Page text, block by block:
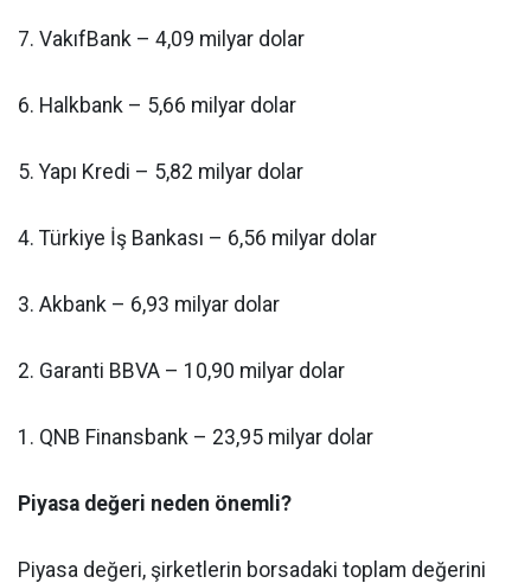
7. VakıfBank – 4,09 milyar dolar
6. Halkbank – 5,66 milyar dolar
5. Yapı Kredi – 5,82 milyar dolar
4. Türkiye İş Bankası – 6,56 milyar dolar
3. Akbank – 6,93 milyar dolar
2. Garanti BBVA – 10,90 milyar dolar
1. QNB Finansbank – 23,95 milyar dolar
Piyasa değeri neden önemli?
Piyasa değeri, şirketlerin borsadaki toplam değerini